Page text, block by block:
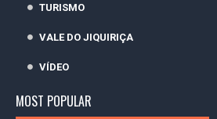
TURISMO
VALE DO JIQUIRIÇA
VÍDEO
MOST POPULAR